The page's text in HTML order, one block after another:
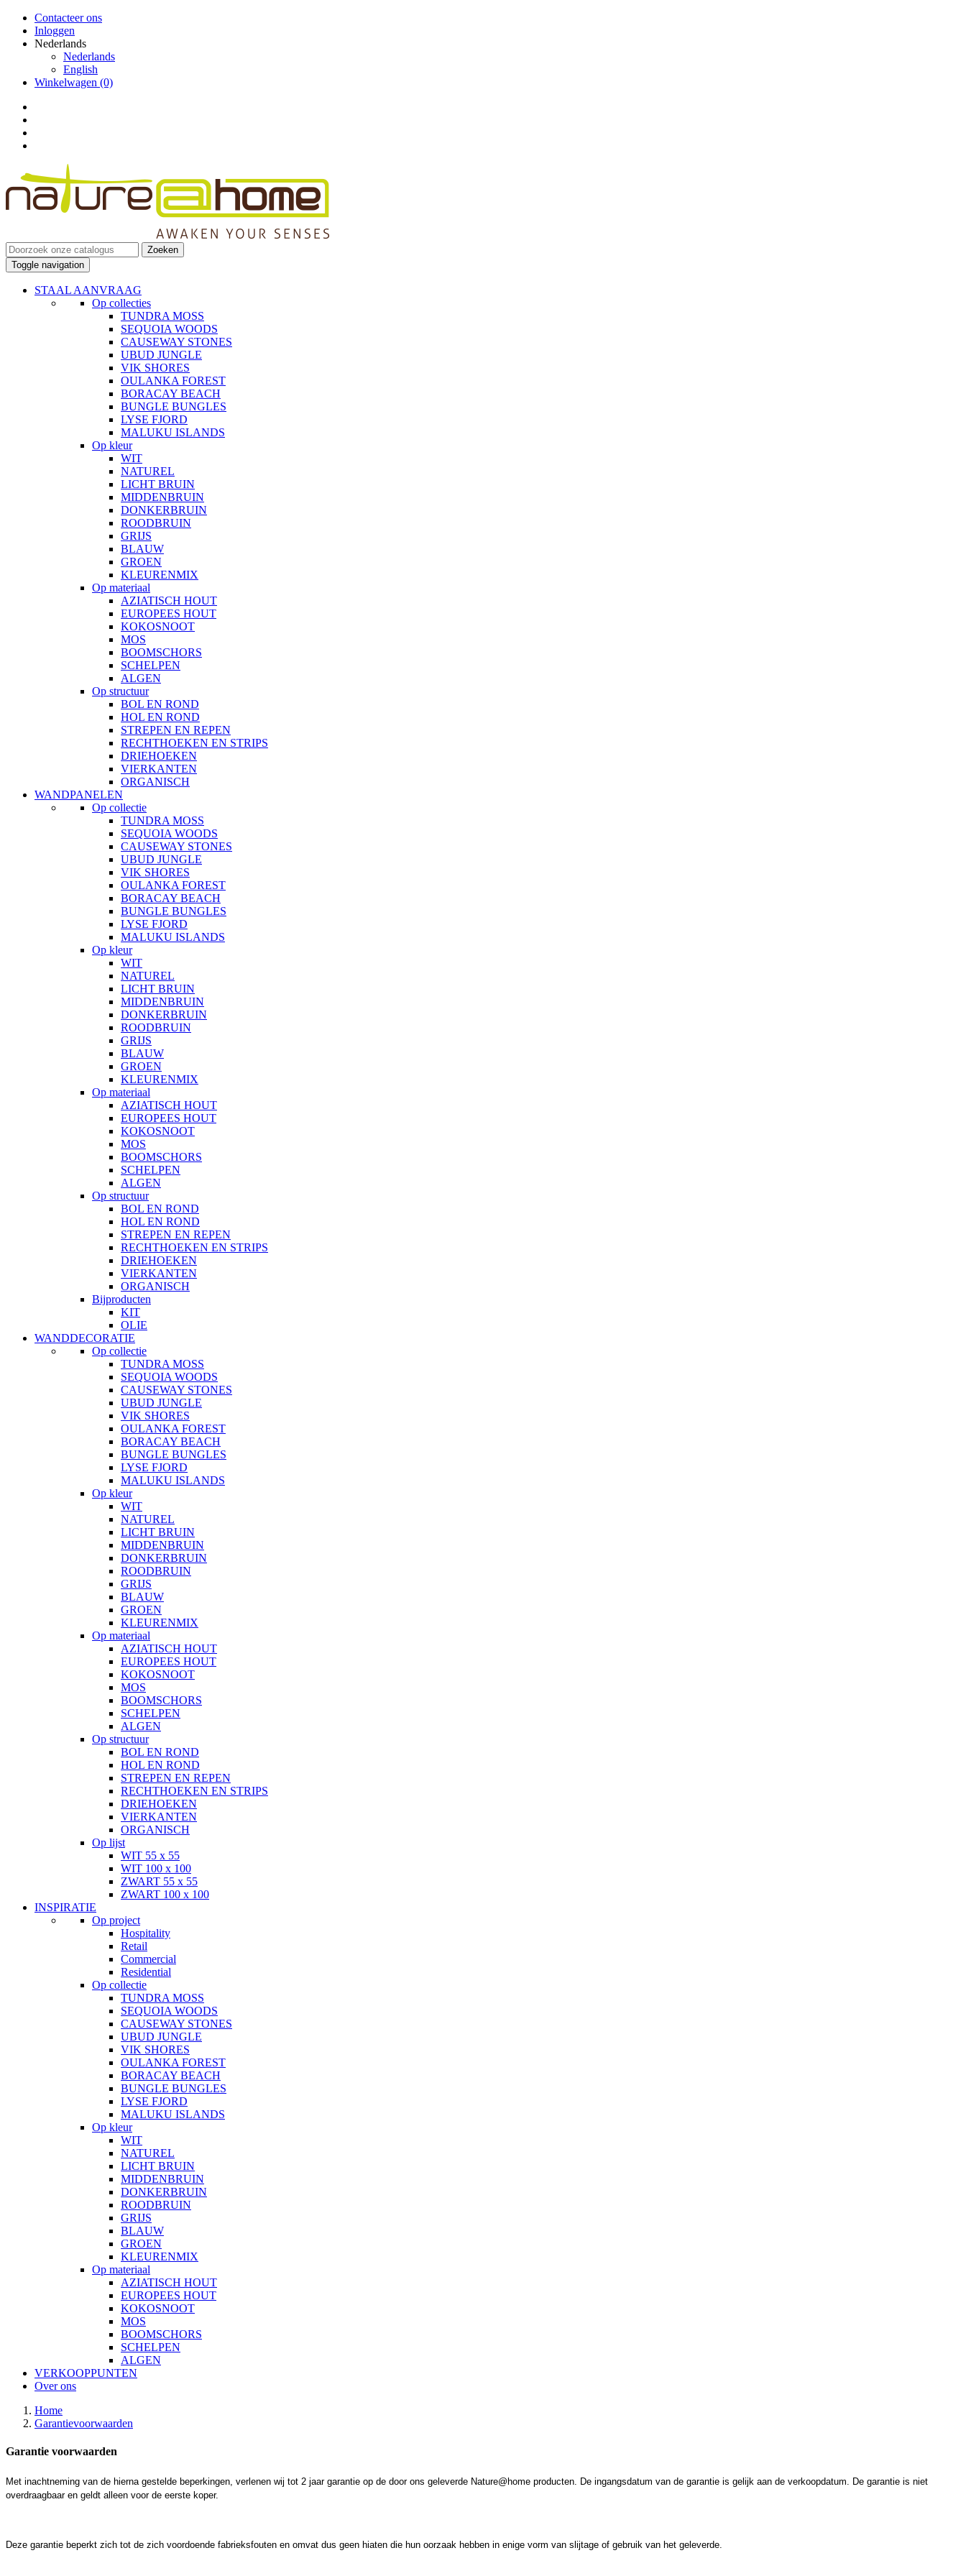
Contacteer ons
Inloggen
Nederlands
Nederlands
English
Winkelwagen (0)
Zoeken
Toggle navigation
STAAL AANVRAAG
Op collecties
TUNDRA MOSS
SEQUOIA WOODS
CAUSEWAY STONES
UBUD JUNGLE
VIK SHORES
OULANKA FOREST
BORACAY BEACH
BUNGLE BUNGLES
LYSE FJORD
MALUKU ISLANDS
Op kleur
WIT
NATUREL
LICHT BRUIN
MIDDENBRUIN
DONKERBRUIN
ROODBRUIN
GRIJS
BLAUW
GROEN
KLEURENMIX
Op materiaal
AZIATISCH HOUT
EUROPEES HOUT
KOKOSNOOT
MOS
BOOMSCHORS
SCHELPEN
ALGEN
Op structuur
BOL EN ROND
HOL EN ROND
STREPEN EN REPEN
RECHTHOEKEN EN STRIPS
DRIEHOEKEN
VIERKANTEN
ORGANISCH
WANDPANELEN
Op collectie
TUNDRA MOSS
SEQUOIA WOODS
CAUSEWAY STONES
UBUD JUNGLE
VIK SHORES
OULANKA FOREST
BORACAY BEACH
BUNGLE BUNGLES
LYSE FJORD
MALUKU ISLANDS
Op kleur
WIT
NATUREL
LICHT BRUIN
MIDDENBRUIN
DONKERBRUIN
ROODBRUIN
GRIJS
BLAUW
GROEN
KLEURENMIX
Op materiaal
AZIATISCH HOUT
EUROPEES HOUT
KOKOSNOOT
MOS
BOOMSCHORS
SCHELPEN
ALGEN
Op structuur
BOL EN ROND
HOL EN ROND
STREPEN EN REPEN
RECHTHOEKEN EN STRIPS
DRIEHOEKEN
VIERKANTEN
ORGANISCH
Bijproducten
KIT
OLIE
WANDDECORATIE
Op collectie
TUNDRA MOSS
SEQUOIA WOODS
CAUSEWAY STONES
UBUD JUNGLE
VIK SHORES
OULANKA FOREST
BORACAY BEACH
BUNGLE BUNGLES
LYSE FJORD
MALUKU ISLANDS
Op kleur
WIT
NATUREL
LICHT BRUIN
MIDDENBRUIN
DONKERBRUIN
ROODBRUIN
GRIJS
BLAUW
GROEN
KLEURENMIX
Op materiaal
AZIATISCH HOUT
EUROPEES HOUT
KOKOSNOOT
MOS
BOOMSCHORS
SCHELPEN
ALGEN
Op structuur
BOL EN ROND
HOL EN ROND
STREPEN EN REPEN
RECHTHOEKEN EN STRIPS
DRIEHOEKEN
VIERKANTEN
ORGANISCH
Op lijst
WIT 55 x 55
WIT 100 x 100
ZWART 55 x 55
ZWART 100 x 100
INSPIRATIE
Op project
Hospitality
Retail
Commercial
Residential
Op collectie
TUNDRA MOSS
SEQUOIA WOODS
CAUSEWAY STONES
UBUD JUNGLE
VIK SHORES
OULANKA FOREST
BORACAY BEACH
BUNGLE BUNGLES
LYSE FJORD
MALUKU ISLANDS
Op kleur
WIT
NATUREL
LICHT BRUIN
MIDDENBRUIN
DONKERBRUIN
ROODBRUIN
GRIJS
BLAUW
GROEN
KLEURENMIX
Op materiaal
AZIATISCH HOUT
EUROPEES HOUT
KOKOSNOOT
MOS
BOOMSCHORS
SCHELPEN
ALGEN
VERKOOPPUNTEN
Over ons
Home
Garantievoorwaarden
Garantie voorwaarden
Met inachtneming van de hierna gestelde beperkingen, verlenen wij tot 2 jaar garantie op de door ons geleverde Nature@home producten. De ingangsdatum van de garantie is gelijk aan de verkoopdatum. De garantie is niet
overdraagbaar en geldt alleen voor de eerste koper.
Deze garantie beperkt zich tot de zich voordoende fabrieksfouten en omvat dus geen hiaten die hun oorzaak hebben in enige vorm van slijtage of gebruik van het geleverde.